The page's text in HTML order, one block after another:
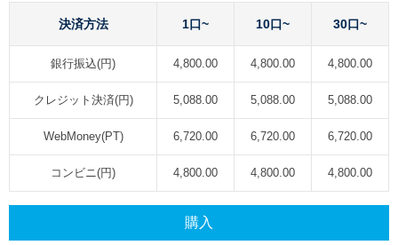
決済方法 1口~ 10口~ 30口~
銀行振込(円) 4,800.00 4,800.00 4,800.00
クレジット決済(円) 5,088.00 5,088.00 5,088.00
WebMoney(PT) 6,720.00 6,720.00 6,720.00
コンビニ(円) 4,800.00 4,800.00 4,800.00
購入